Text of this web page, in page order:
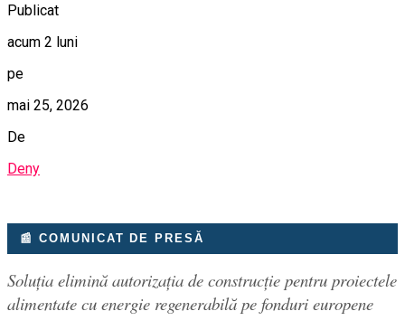
Publicat
acum 2 luni
pe
mai 25, 2026
De
Deny
📰 COMUNICAT DE PRESĂ
Soluția elimină autorizația de construcție pentru proiectele
alimentate cu energie regenerabilă pe fonduri europene